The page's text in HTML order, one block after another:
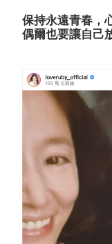
保持永遠青春，
偶爾也要讓自己